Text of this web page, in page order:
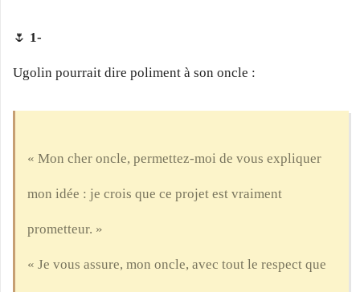
🌷 1-
Ugolin pourrait dire poliment à son oncle :
« Mon cher oncle, permettez-moi de vous expliquer
mon idée : je crois que ce projet est vraiment
prometteur. »
« Je vous assure, mon oncle, avec tout le respect que